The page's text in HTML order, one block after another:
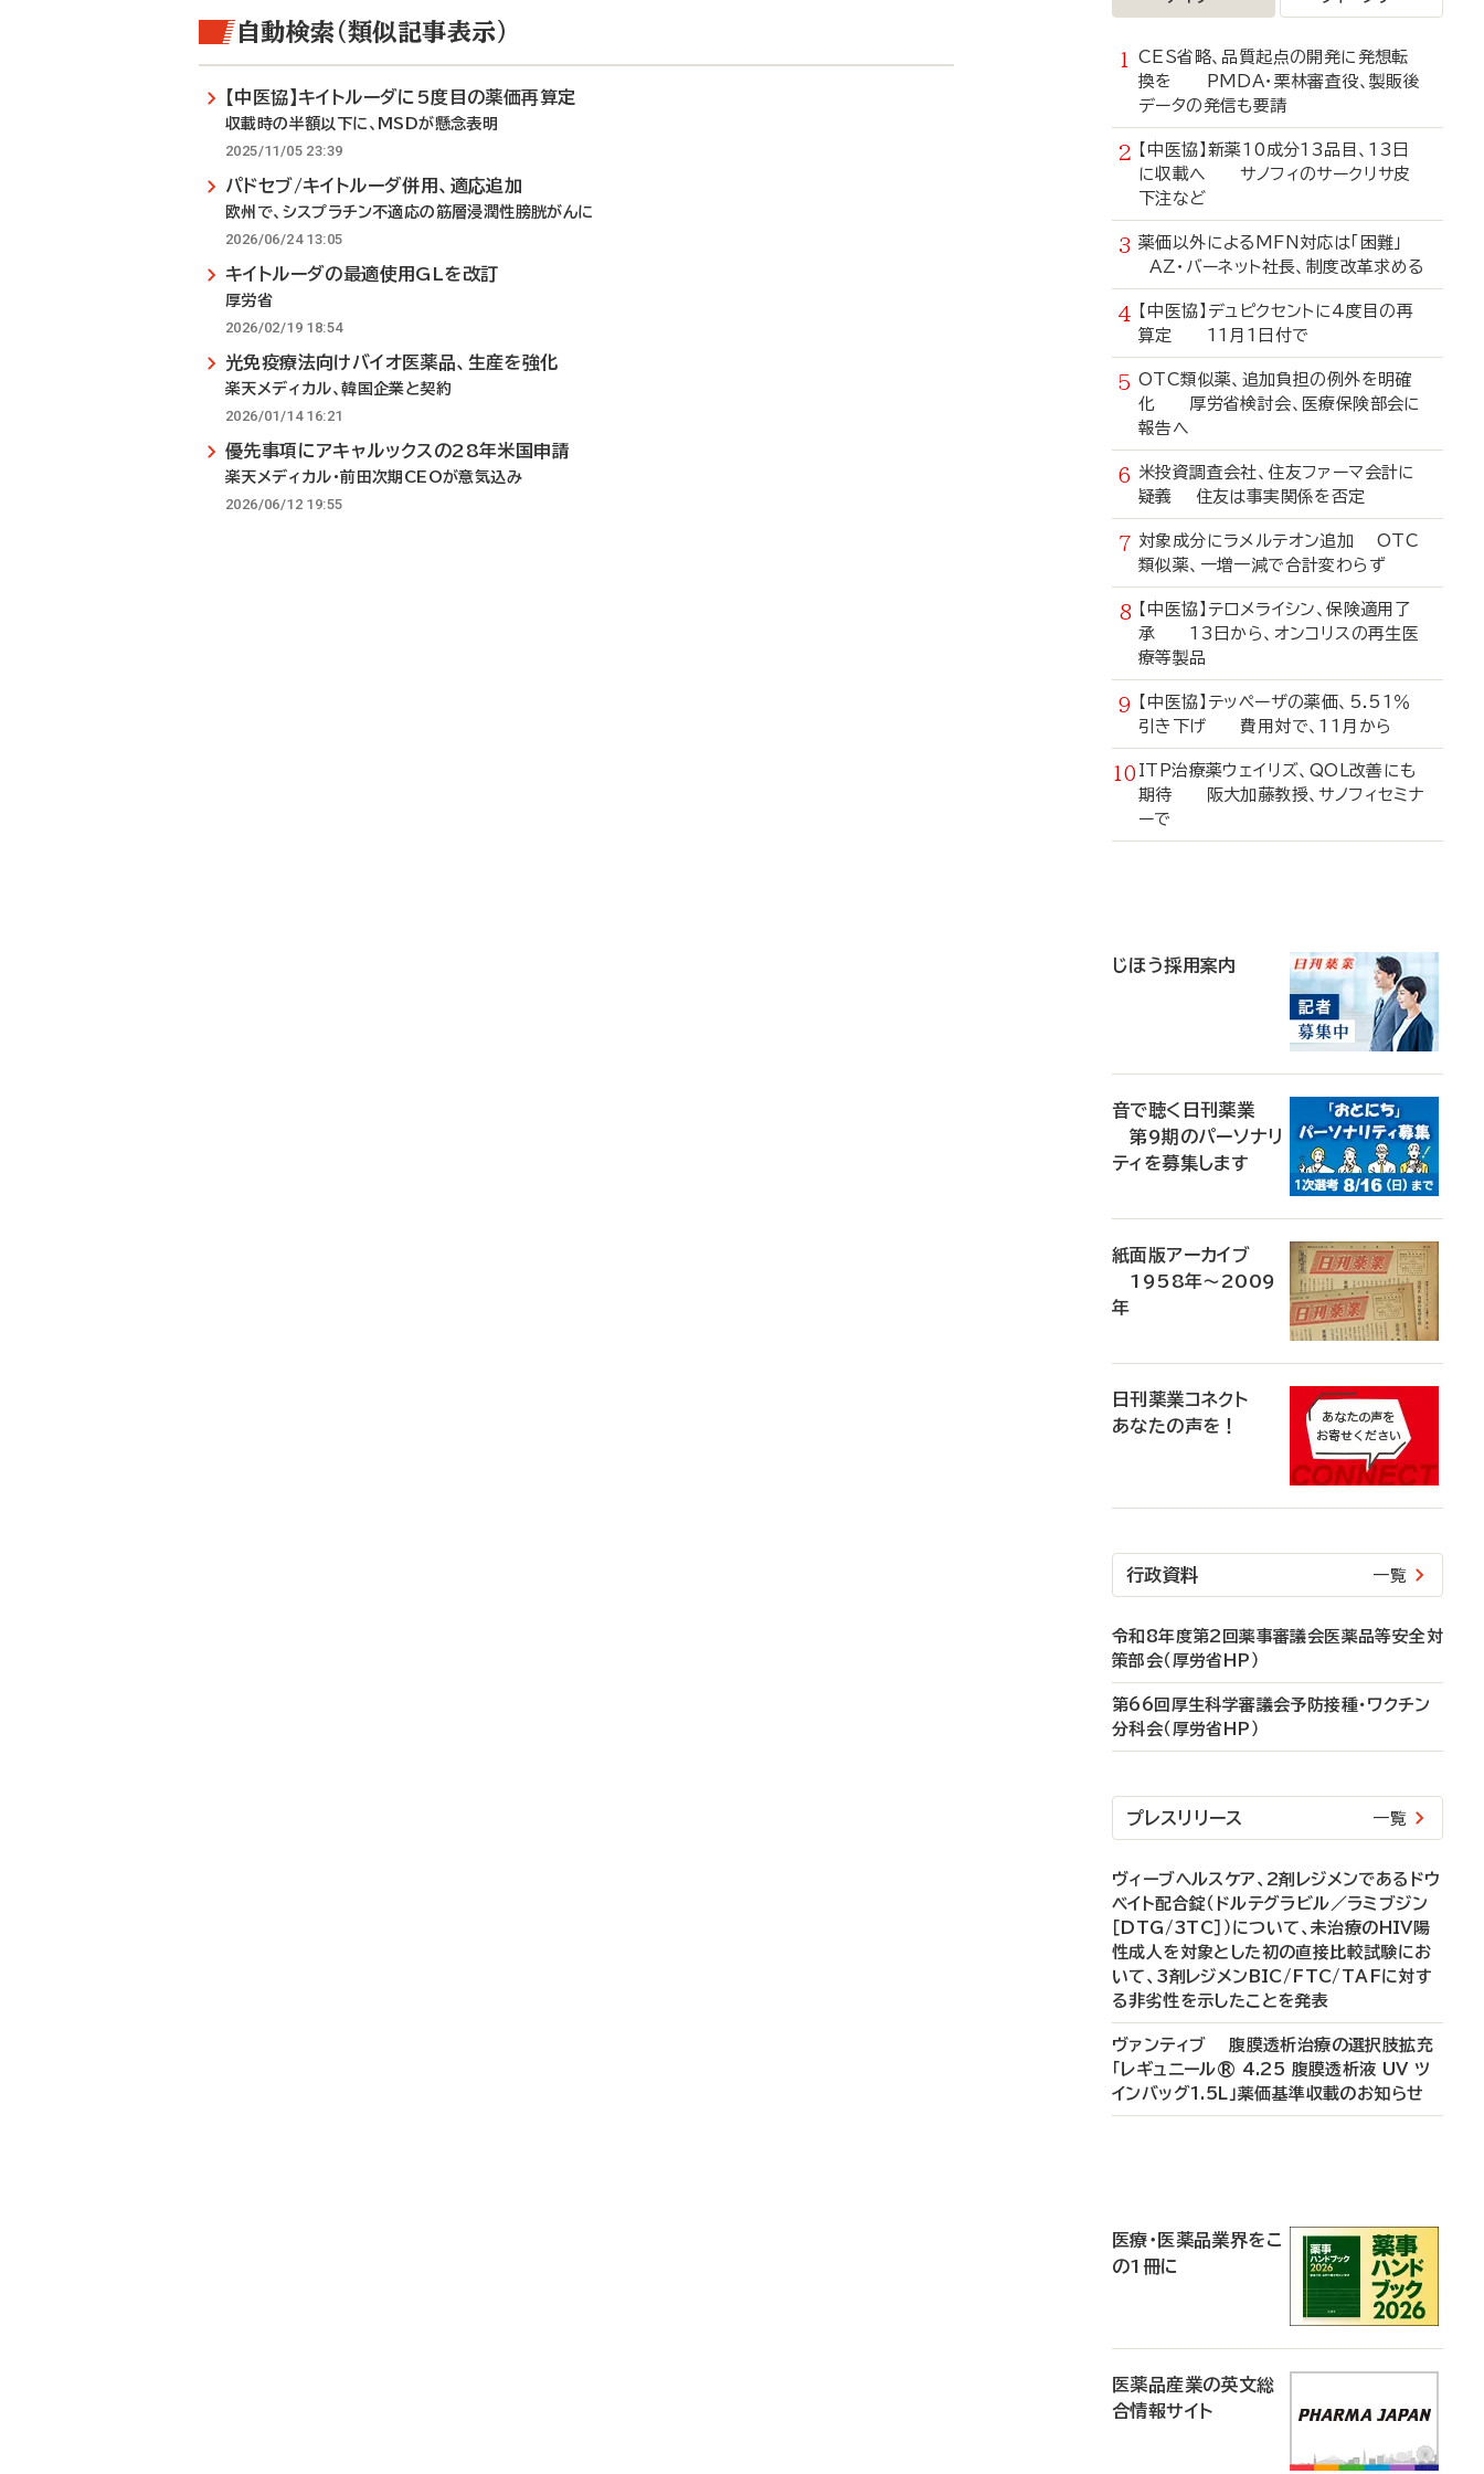
自動検索（類似記事表示）
【中医協】キイトルーダに5度目の薬価再算定
収載時の半額以下に、MSDが懸念表明
2025/11/05 23:39
パドセブ/キイトルーダ併用、適応追加
欧州で、シスプラチン不適応の筋層浸潤性膀胱がんに
2026/06/24 13:05
キイトルーダの最適使用GLを改訂
厚労省
2026/02/19 18:54
光免疫療法向けバイオ医薬品、生産を強化
楽天メディカル、韓国企業と契約
2026/01/14 16:21
優先事項にアキャルックスの28年米国申請
楽天メディカル・前田次期CEOが意気込み
2026/06/12 19:55
CES省略、品質起点の開発に発想転
換を PMDA・栗林審査役、製販後
データの発信も要請
【中医協】新薬10成分13品目、13日
に収載へ サノフィのサークリサ皮
下注など
薬価以外によるMFN対応は「困難」
AZ・バーネット社長、制度改革求める
【中医協】デュピクセントに4度目の再
算定 11月1日付で
OTC類似薬、追加負担の例外を明確
化 厚労省検討会、医療保険部会に
報告へ
米投資調査会社、住友ファーマ会計に
疑義 住友は事実関係を否定
対象成分にラメルテオン追加 OTC
類似薬、一増一減で合計変わらず
【中医協】テロメライシン、保険適用了
承 13日から、オンコリスの再生医
療等製品
【中医協】テッペーザの薬価、5.51％
引き下げ 費用対で、11月から
ITP治療薬ウェイリズ、QOL改善にも
期待 阪大加藤教授、サノフィセミナ
ーで
じほう採用案内
音で聴く日刊薬業
第9期のパーソナリ
ティを募集します
紙面版アーカイブ
1958年～2009
年
日刊薬業コネクト
あなたの声を！
行政資料 一覧
令和8年度第2回薬事審議会医薬品等安全対
策部会（厚労省HP）
第66回厚生科学審議会予防接種・ワクチン
分科会（厚労省HP）
プレスリリース 一覧
ヴィーブヘルスケア、2剤レジメンであるドウ
ベイト配合錠（ドルテグラビル／ラミブジン
［DTG/3TC］）について、未治療のHIV陽
性成人を対象とした初の直接比較試験にお
いて、3剤レジメンBIC/FTC/TAFに対す
る非劣性を示したことを発表
ヴァンティブ 腹膜透析治療の選択肢拡充
「レギュニール® 4.25 腹膜透析液 UV ツ
インバッグ1.5L」薬価基準収載のお知らせ
医療・医薬品業界をこ
の1冊に
医薬品産業の英文総
合情報サイト